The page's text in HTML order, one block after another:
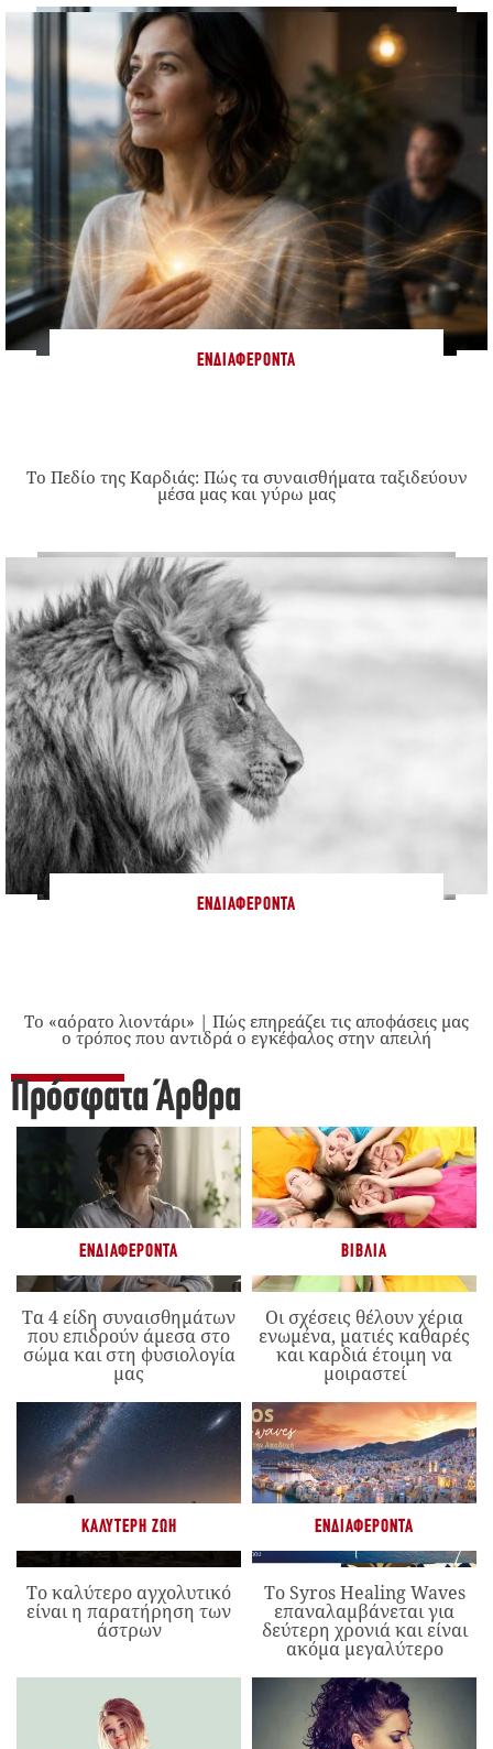
ΕΝΔΙΑΦΈΡΟΝΤΑ
Το Πεδίο της Καρδιάς: Πώς τα συναισθήματα ταξιδεύουν
μέσα μας και γύρω μας
ΕΝΔΙΑΦΈΡΟΝΤΑ
Το «αόρατο λιοντάρι» | Πώς επηρεάζει τις αποφάσεις μας
ο τρόπος που αντιδρά ο εγκέφαλος στην απειλή
Πρόσφατα Άρθρα
ΕΝΔΙΑΦΈΡΟΝΤΑ
Τα 4 είδη συναισθημάτων
που επιδρούν άμεσα στο
σώμα και στη φυσιολογία
μας
ΒΙΒΛΊΑ
Οι σχέσεις θέλουν χέρια
ενωμένα, ματιές καθαρές
και καρδιά έτοιμη να
μοιραστεί
ΚΑΛΎΤΕΡΗ ΖΩΉ
Το καλύτερο αγχολυτικό
είναι η παρατήρηση των
άστρων
ΕΝΔΙΑΦΈΡΟΝΤΑ
Το Syros Healing Waves
επαναλαμβάνεται για
δεύτερη χρονιά και είναι
ακόμα μεγαλύτερο